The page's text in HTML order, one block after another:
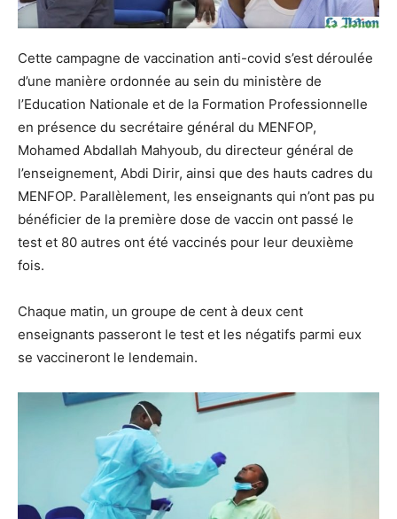
Cette campagne de vaccination anti-covid s’est déroulée
d’une manière ordonnée au sein du ministère de
l’Education Nationale et de la Formation Professionnelle
en présence du secrétaire général du MENFOP,
Mohamed Abdallah Mahyoub, du directeur général de
l’enseignement, Abdi Dirir, ainsi que des hauts cadres du
MENFOP. Parallèlement, les enseignants qui n’ont pas pu
bénéficier de la première dose de vaccin ont passé le
test et 80 autres ont été vaccinés pour leur deuxième
fois.
Chaque matin, un groupe de cent à deux cent
enseignants passeront le test et les négatifs parmi eux
se vaccineront le lendemain.